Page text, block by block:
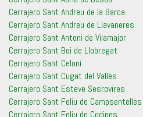
Cerrajero Sant Andreu de la Barca
Cerrajero Sant Andreu de Llavaneres
Cerrajero Sant Antoni de Vilamajor
Cerrajero Sant Boi de Llobregat
Cerrajero Sant Celoni
Cerrajero Sant Cugat del Vallès
Cerrajero Sant Esteve Sesrovires
Cerrajero Sant Feliu de Campsentelles
Cerrajero Sant Feliu de Codines